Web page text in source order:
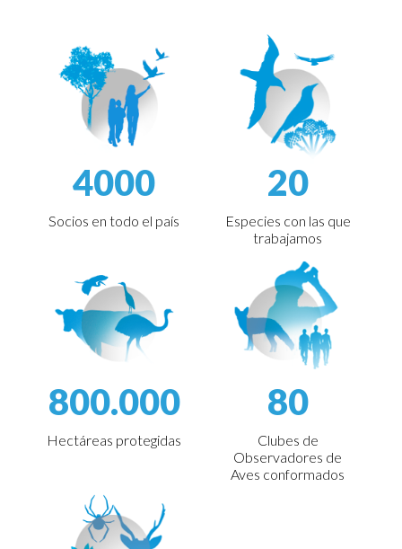
4000
Socios en todo el país
20
Especies con las que
trabajamos
800.000
Hectáreas protegidas
80
Clubes de
Observadores de
Aves conformados